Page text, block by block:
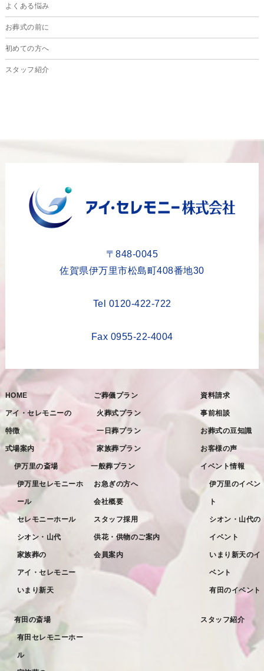
2023年11月
2023年8月
2023年6月
2022年11月
2022年10月
2022年9月
2022年8月
2022年7月
2022年6月
2022年5月
2022年4月
2022年1月
2021年11月
2021年10月
よくある悩み
お葬式の前に
初めての方へ
スタッフ紹介
〒848-0045
佐賀県伊万里市松島町408番地30
Tel 0120-422-722
Fax 0955-22-4004
HOME
アイ・セレモニーの
特徴
式場案内
伊万里の斎場
伊万里セレモニーホ
ール
セレモニーホール
シオン・山代
家族葬の
アイ・セレモニー
いまり新天
有田の斎場
有田セレモニーホー
ル
ご葬儀プラン
火葬式プラン
一日葬プラン
家族葬プラン
一般葬プラン
お急ぎの方へ
会社概要
スタッフ採用
供花・供物のご案内
会員案内
資料請求
事前相談
お葬式の豆知識
お客様の声
イベント情報
伊万里のイベン
ト
シオン・山代の
イベント
いまり新天のイ
ベント
有田のイベント
スタッフ紹介